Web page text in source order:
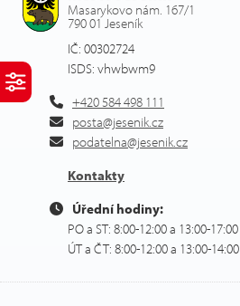
Masarykovo nám. 167/1
790 01 Jeseník
IČ: 00302724
ISDS: vhwbwm9
+420 584 498 111
posta@jesenik.cz
podatelna@jesenik.cz
Kontakty
Úřední hodiny:
PO a ST: 8:00-12:00 a 13:00-17:00
ÚT a ČT: 8:00-12:00 a 13:00-14:00